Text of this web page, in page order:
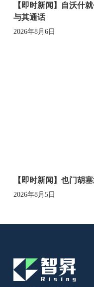
【即时新闻】自沃什
与其通话
2026年8月6日
【即时新闻】也门胡
2026年8月5日